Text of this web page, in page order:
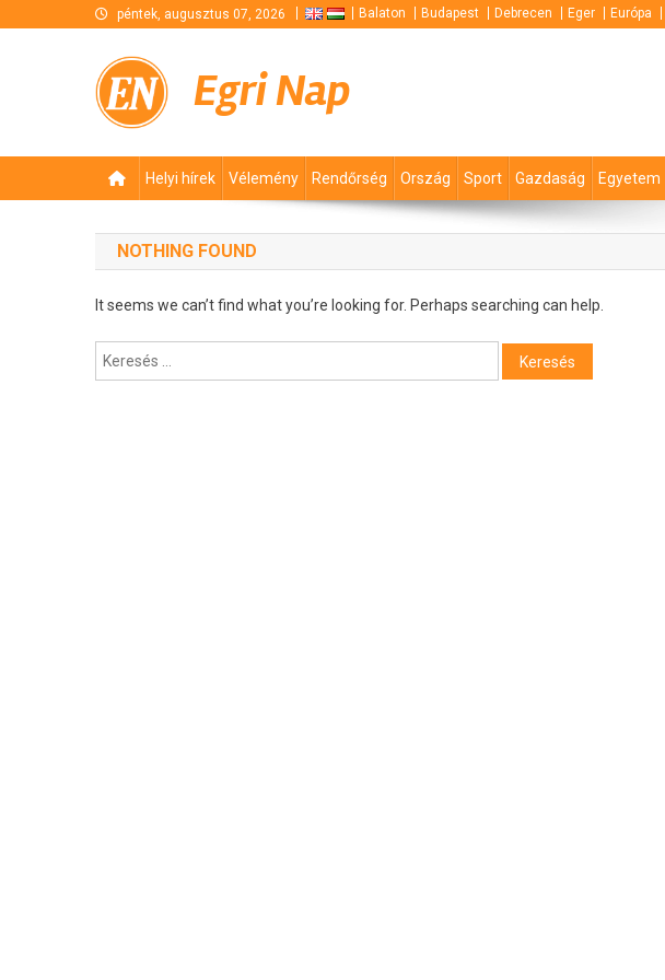
péntek, augusztus 07, 2026 Balaton Budapest Debrecen Eger Európa
Egri Nap
Helyi hírek Vélemény Rendőrség Ország Sport Gazdaság Egyetem
NOTHING FOUND
It seems we can’t find what you’re looking for. Perhaps searching can help.
Keresés: